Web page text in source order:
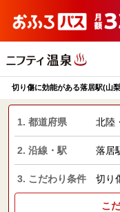
切り傷に効能がある落居駅(山
1. 都道府県 北陸
2. 沿線・駅 落居
3. こだわり条件 切り
こ